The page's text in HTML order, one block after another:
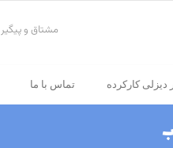
مشتاق و پیگیر
دیزلی کارکرده تماس با ما